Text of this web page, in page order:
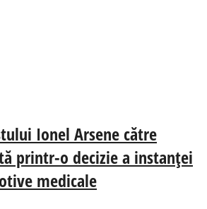
Ionel Arsene către
printr-o decizie a instanței
medicale